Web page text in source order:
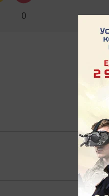
0